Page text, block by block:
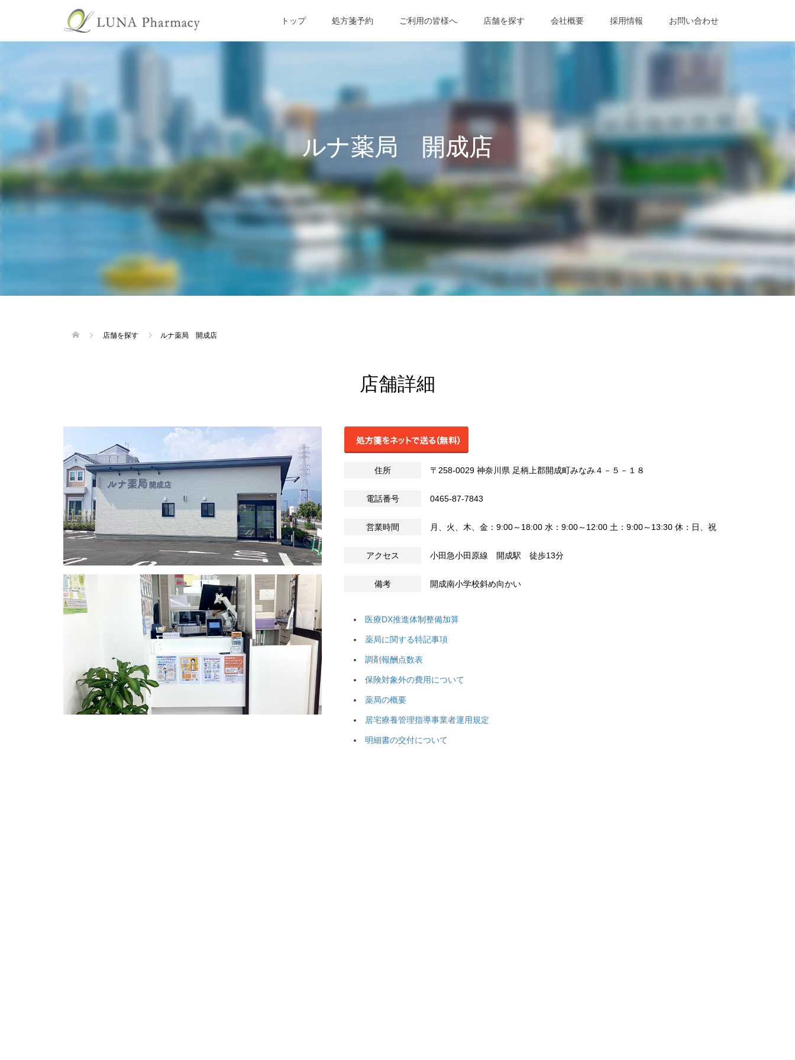
トップ 処方箋予約 ご利用の皆様へ 店舗を探す 会社概要 採用情報 お問い合わせ
ルナ薬局 開成店
店舗を探す ルナ薬局 開成店
店舗詳細
住所 〒258-0029 神奈川県 足柄上郡開成町みなみ４－５－１８
電話番号 0465-87-7843
営業時間 月、火、木、金：9:00～18:00 水：9:00～12:00 土：9:00～13:30 休：日、祝
アクセス 小田急小田原線 開成駅 徒歩13分
備考 開成南小学校斜め向かい
医療DX推進体制整備加算
薬局に関する特記事項
調剤報酬点数表
保険対象外の費用について
薬局の概要
居宅療養管理指導事業者運用規定
明細書の交付について